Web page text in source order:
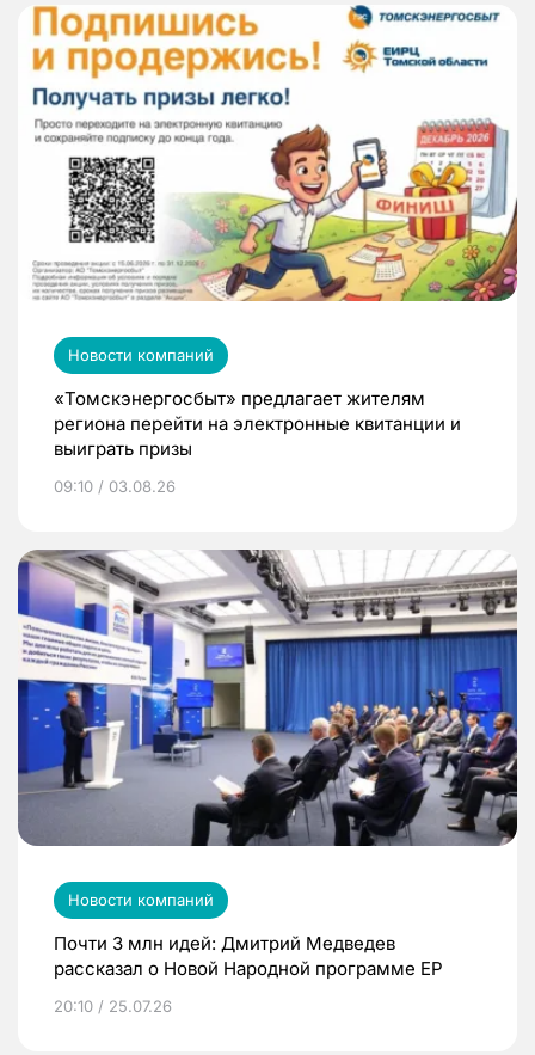
Новости компаний
«Томскэнергосбыт» предлагает жителям
региона перейти на электронные квитанции и
выиграть призы
09:10 / 03.08.26
Новости компаний
Почти 3 млн идей: Дмитрий Медведев
рассказал о Новой Народной программе ЕР
20:10 / 25.07.26